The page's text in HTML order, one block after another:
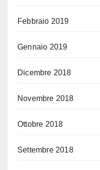
Febbraio 2019
Gennaio 2019
Dicembre 2018
Novembre 2018
Ottobre 2018
Settembre 2018